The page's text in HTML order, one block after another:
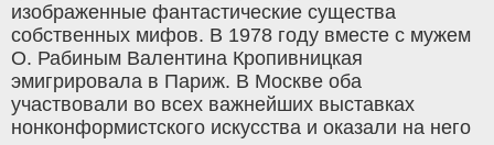
изображенные фантастические существа
собственных мифов. В 1978 году вместе с мужем
О. Рабиным Валентина Кропивницкая
эмигрировала в Париж. В Москве оба
участвовали во всех важнейших выставках
нонконформистского искусства и оказали на него